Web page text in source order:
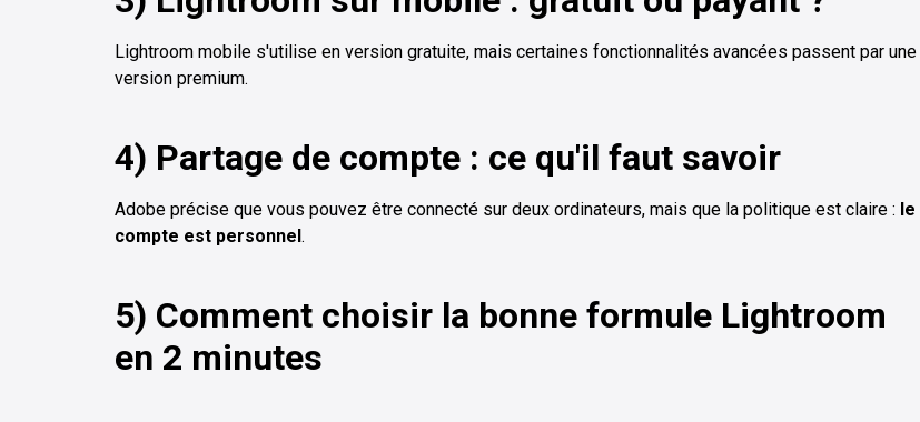
Lightroom mobile s'utilise en version gratuite, mais certaines fonctionnalités avancées passent par une
version premium.
4) Partage de compte : ce qu'il faut savoir
Adobe précise que vous pouvez être connecté sur deux ordinateurs, mais que la politique est claire : le
compte est personnel.
5) Comment choisir la bonne formule Lightroom
en 2 minutes